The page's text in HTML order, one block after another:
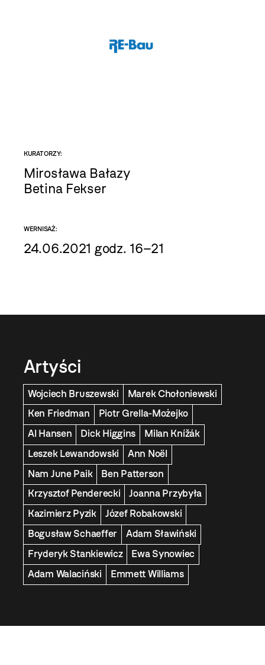
KURATORZY:
Mirosława Bałazy
Betina Fekser
WERNISAŻ:
24.06.2021 godz. 16–21
Artyści
Wojciech Bruszewski
Marek Chołoniewski
Ken Friedman
Piotr Grella-Możejko
Al Hansen
Dick Higgins
Milan Knížák
Leszek Lewandowski
Ann Noël
Nam June Paik
Ben Patterson
Krzysztof Penderecki
Joanna Przybyła
Kazimierz Pyzik
Józef Robakowski
Bogusław Schaeffer
Adam Sławiński
Fryderyk Stankiewicz
Ewa Synowiec
Adam Walaciński
Emmett Williams